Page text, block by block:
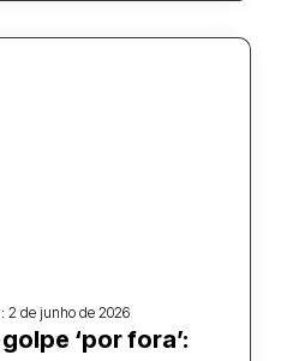
2 de junho de 2026
‘por fora’: